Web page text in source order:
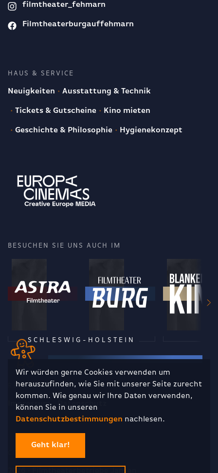
Wir würden gerne Cookies verwenden um
herauszufinden, wie Sie mit unserer Seite zurecht
kommen. Wie genau wir Ihre Daten verwenden,
können Sie in unseren
Datenschutzbestimmungen nachlesen.
Geht klar!
filmtheater_fehmarn
Filmtheaterburgauffehmarn
HAUS & SERVICE
Neuigkeiten Ausstattung & Technik
Tickets & Gutscheine Kino mieten
Geschichte & Philosophie Hygienekonzept
BESUCHEN SIE UNS AUCH IM
SCHLESWIG-HOLSTEIN
RECHTLICHES
Impressum Datenschutz